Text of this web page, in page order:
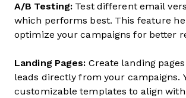
A/B Testing: Test different email
which performs best. This feature
optimize your campaigns for better
Landing Pages: Create landing
leads directly from your campaigns.
customizable templates to align